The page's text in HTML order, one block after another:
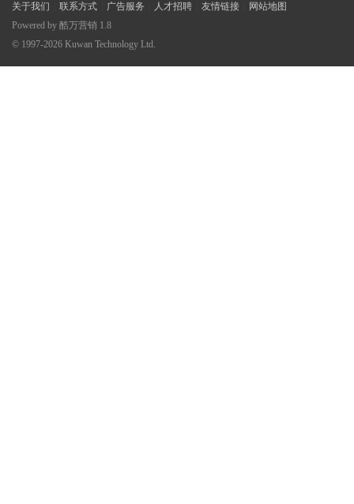
关于我们 联系方式 广告服务 人才招聘 友情链接
网站地图
Powered by 酷万营销 1.8
© 1997-2026 Kuwan Technology Ltd.